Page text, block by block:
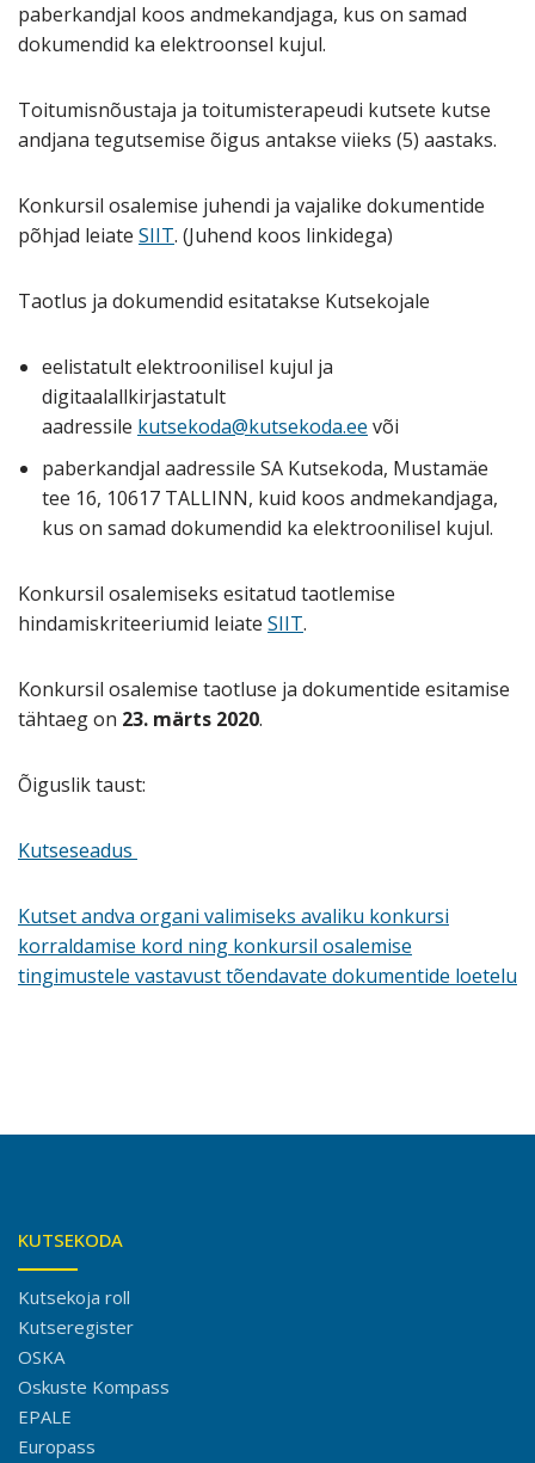
paberkandjal koos andmekandjaga, kus on samad
dokumendid ka elektroonsel kujul.
Toitumisnõustaja ja toitumisterapeudi kutsete kutse
andjana tegutsemise õigus antakse viieks (5) aastaks.
Konkursil osalemise juhendi ja vajalike dokumentide
põhjad leiate SIIT. (Juhend koos linkidega)
Taotlus ja dokumendid esitatakse Kutsekojale
eelistatult elektroonilisel kujul ja
digitaalallkirjastatult
aadressile kutsekoda@kutsekoda.ee või
paberkandjal aadressile SA Kutsekoda, Mustamäe
tee 16, 10617 TALLINN, kuid koos andmekandjaga,
kus on samad dokumendid ka elektroonilisel kujul.
Konkursil osalemiseks esitatud taotlemise
hindamiskriteeriumid leiate SIIT.
Konkursil osalemise taotluse ja dokumentide esitamise
tähtaeg on 23. märts 2020.
Õiguslik taust:
Kutseseadus
Kutset andva organi valimiseks avaliku konkursi
korraldamise kord ning konkursil osalemise
tingimustele vastavust tõendavate dokumentide loetelu
KUTSEKODA
Kutsekoja roll
Kutseregister
OSKA
Oskuste Kompass
EPALE
Europass